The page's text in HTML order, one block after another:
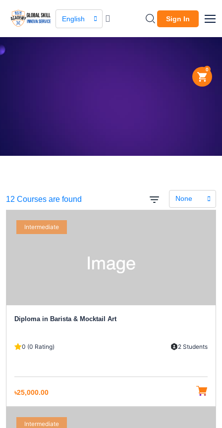
English Sign In
0
12 Courses are found None
Intermediate
Diploma in Barista & Mocktail Art
0 (0 Rating) 2 Students
৳25,000.00
Intermediate